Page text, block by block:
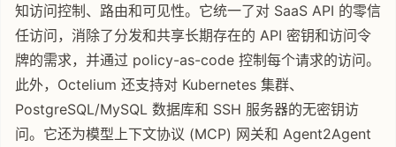
知访问控制、路由和可见性。它统一了对 SaaS API 的零信
任访问，消除了分发和共享长期存在的 API 密钥和访问令
牌的需求，并通过 policy-as-code 控制每个请求的访问。
此外，Octelium 还支持对 Kubernetes 集群、
PostgreSQL/MySQL 数据库和 SSH 服务器的无密钥访
问。它还为模型上下文协议 (MCP) 网关和 Agent2Agent